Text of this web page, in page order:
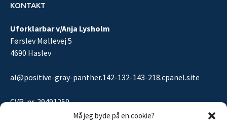
Må jeg byde på en cookie?
KONTAKT
Uforklarbar v/Anja Lysholm
Førslev Møllevej 5
4690 Haslev
al@positive-gray-panther.142-132-143-218.cpanel.site
CVR-nr. 29491259